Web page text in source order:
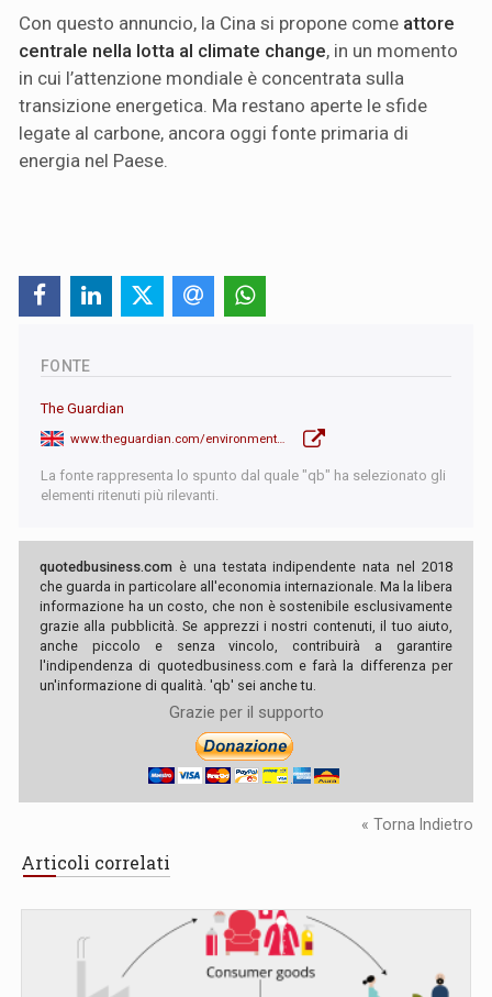
Con questo annuncio, la Cina si propone come attore
centrale nella lotta al climate change, in un momento
in cui l’attenzione mondiale è concentrata sulla
transizione energetica. Ma restano aperte le sfide
legate al carbone, ancora oggi fonte primaria di
energia nel Paese.
FONTE
The Guardian
www.theguardian.com/environment/2025/sep/24/chinas-plans-to-cut-emission-too-weak-to-stave-off-global-catastrophe-say-experts
La fonte rappresenta lo spunto dal quale "qb" ha selezionato gli
elementi ritenuti più rilevanti.
quotedbusiness.com è una testata indipendente nata nel 2018
che guarda in particolare all'economia internazionale. Ma la libera
informazione ha un costo, che non è sostenibile esclusivamente
grazie alla pubblicità. Se apprezzi i nostri contenuti, il tuo aiuto,
anche piccolo e senza vincolo, contribuirà a garantire
l'indipendenza di quotedbusiness.com e farà la differenza per
un'informazione di qualità. 'qb' sei anche tu.
Grazie per il supporto
« Torna Indietro
Articoli correlati